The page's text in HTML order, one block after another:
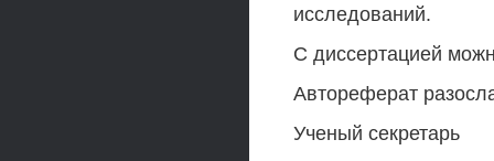
исследований.
С диссертацией
Автореферат
Ученый секретарь